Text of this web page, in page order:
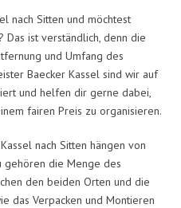
nach Sitten und möchtest
Das ist verständlich, denn die
und Umfang des
Baecker Kassel sind wir auf
und helfen dir gerne dabei,
fairen Preis zu organisieren.
nach Sitten hängen von
gehören die Menge des
den beiden Orten und die
das Verpacken und Montieren